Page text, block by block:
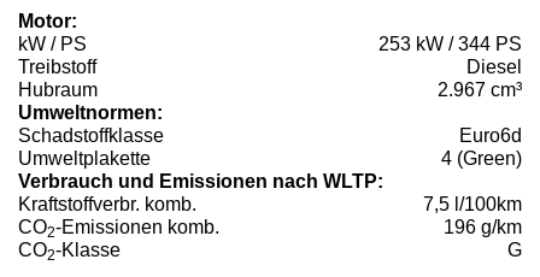
Motor:
kW / PS
253 kW / 344 PS
Treibstoff
Diesel
Hubraum
2.967 cm³
Umweltnormen:
Schadstoffklasse
Euro6d
Umweltplakette
4 (Green)
Verbrauch und Emissionen nach WLTP:
Kraftstoffverbr. komb.
7,5 l/100km
CO2-Emissionen komb.
196 g/km
CO2-Klasse G